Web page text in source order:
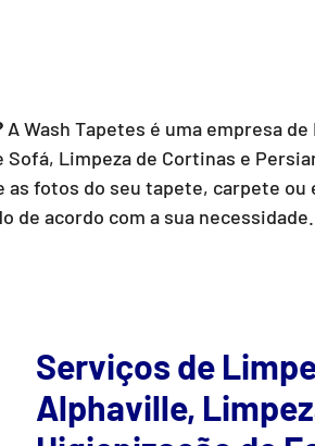
A Wash Tapetes é uma empresa
Limpeza de Cortinas e
as fotos do seu tapete, carpete
de acordo com a sua necessidade.
Serviços de
Alphaville,